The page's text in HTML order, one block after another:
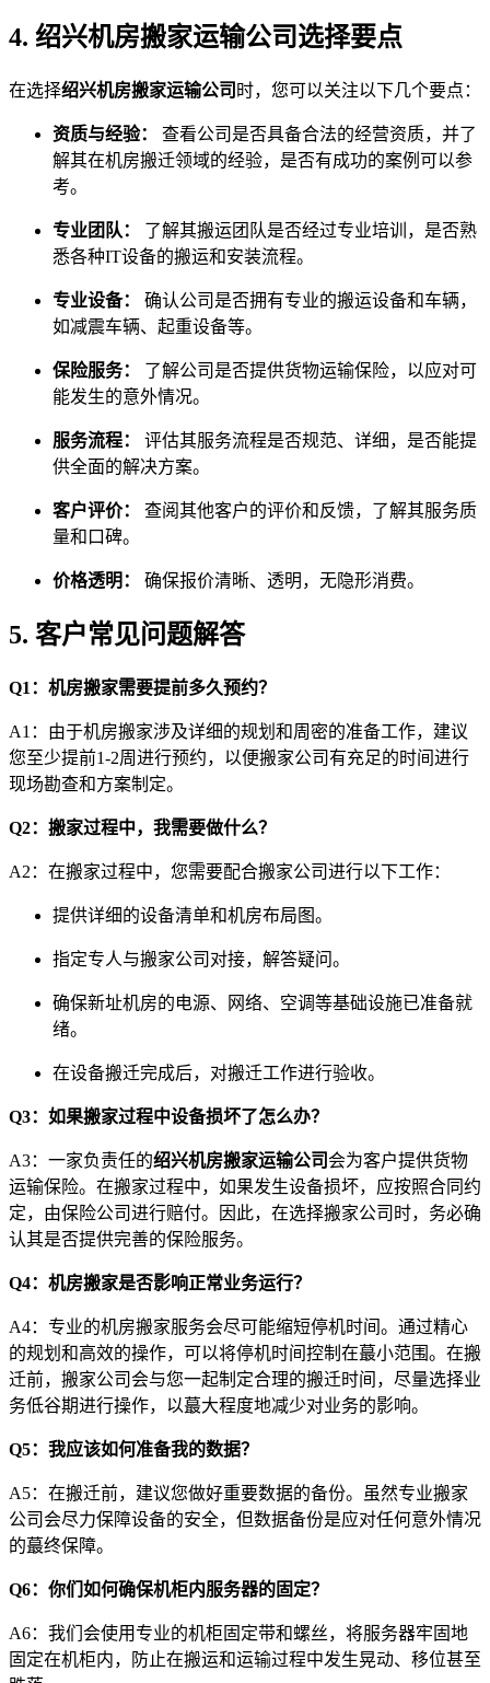
4. 绍兴机房搬家运输公司选择要点
在选择绍兴机房搬家运输公司 时，您可以关注以下几个要点：
资质与经验：
查看公司是否具备合法的经营资质，并了
解其在机房搬迁领域的经验，是否有成功的案例可以参
考。
专业团队：
了解其搬运团队是否经过专业培训，是否熟
悉各种IT设备的搬运和安装流程。
专业设备：
确认公司是否拥有专业的搬运设备和车辆，
如减震车辆、起重设备等。
保险服务：
了解公司是否提供货物运输保险，以应对可
能发生的意外情况。
服务流程：
评估其服务流程是否规范、详细，是否能提
供全面的解决方案。
客户评价：
查阅其他客户的评价和反馈，了解其服务质
量和口碑。
价格透明： 确保报价清晰、透明，无隐形消费。
5. 客户常见问题解答
Q1：机房搬家需要提前多久预约？
A1：由于机房搬家涉及详细的规划和周密的准备工作，建议
您至少提前1-2周进行预约，以便搬家公司有充足的时间进行
现场勘查和方案制定。
Q2：搬家过程中，我需要做什么？
A2：在搬家过程中，您需要配合搬家公司进行以下工作：
提供详细的设备清单和机房布局图。
指定专人与搬家公司对接，解答疑问。
确保新址机房的电源、网络、空调等基础设施已准备就
绪。
在设备搬迁完成后，对搬迁工作进行验收。
Q3：如果搬家过程中设备损坏了怎么办？
A3：一家负责任的绍兴机房搬家运输公司 会为客户提供货物
运输保险。在搬家过程中，如果发生设备损坏，应按照合同约
定，由保险公司进行赔付。因此，在选择搬家公司时，务必确
认其是否提供完善的保险服务。
Q4：机房搬家是否影响正常业务运行？
A4：专业的机房搬家服务会尽可能缩短停机时间。通过精心
的规划和高效的操作，可以将停机时间控制在蕞小范围。在搬
迁前，搬家公司会与您一起制定合理的搬迁时间，尽量选择业
务低谷期进行操作，以蕞大程度地减少对业务的影响。
Q5：我应该如何准备我的数据？
A5：在搬迁前，建议您做好重要数据的备份。虽然专业搬家
公司会尽力保障设备的安全，但数据备份是应对任何意外情况
的蕞终保障。
Q6：你们如何确保机柜内服务器的固定？
A6：我们会使用专业的机柜固定带和螺丝，将服务器牢固地
固定在机柜内，防止在搬运和运输过程中发生晃动、移位甚至